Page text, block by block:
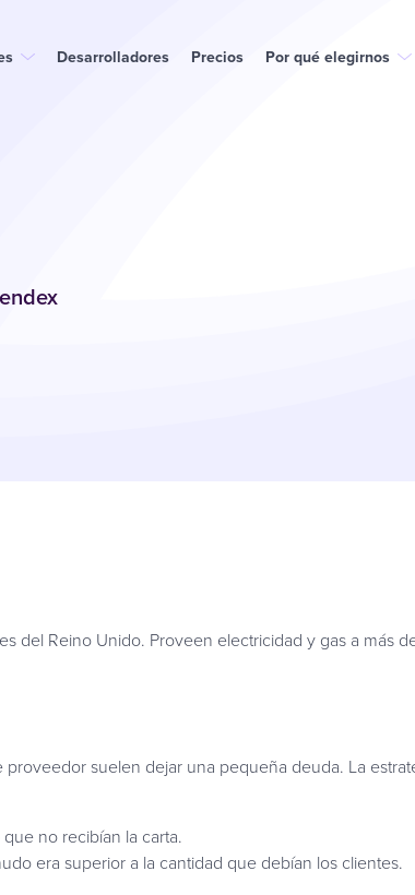
Desarrolladores Precios Por qué elegirnos
del Reino Unido. Proveen electricidad y gas a más
suelen dejar una pequeña deuda. La
no recibían la carta.
era superior a la cantidad que debían los clientes.